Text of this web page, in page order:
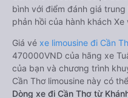
bình với điểm đánh giá
phản hồi của hành khách
Giá vé xe limousine đi Cần
470000VND của hãng xe
của bạn và chương trình
Cần Thơ limousine này có
Dòng xe đi Cần Thơ từ